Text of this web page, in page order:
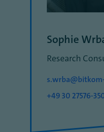
Sophie
Research
+49 30 27576-